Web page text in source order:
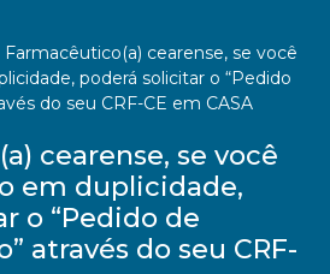
Farmacêutico(a) cearense, se você
poderá solicitar o “Pedido
do seu CRF-CE em CASA
cearense, se você
em duplicidade,
o “Pedido de
através do seu CRF-